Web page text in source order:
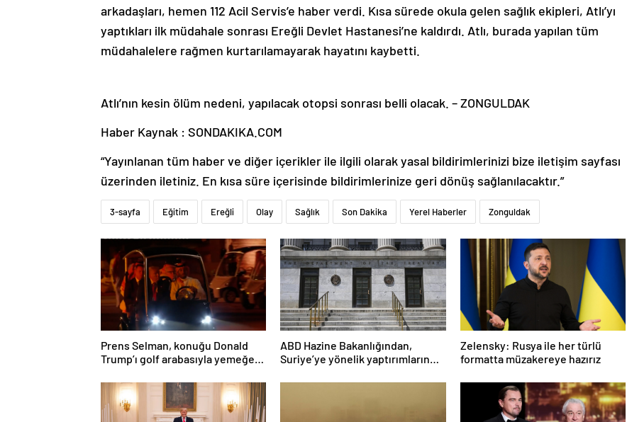
arkadaşları, hemen 112 Acil Servis’e haber verdi. Kısa sürede okula gelen sağlık ekipleri, Atlı’yı
yaptıkları ilk müdahale sonrası Ereğli Devlet Hastanesi’ne kaldırdı. Atlı, burada yapılan tüm
müdahalelere rağmen kurtarılamayarak hayatını kaybetti.
Atlı’nın kesin ölüm nedeni, yapılacak otopsi sonrası belli olacak. – ZONGULDAK
Haber Kaynak : SONDAKIKA.COM
“Yayınlanan tüm haber ve diğer içerikler ile ilgili olarak yasal bildirimlerinizi bize iletişim sayfası
üzerinden iletiniz. En kısa süre içerisinde bildirimlerinize geri dönüş sağlanılacaktır.”
3-sayfa Eğitim Ereğli Olay Sağlık Son Dakika Yerel Haberler Zonguldak
Prens Selman, konuğu Donald
Trump’ı golf arabasıyla yemeğe
ABD Hazine Bakanlığından,
Suriye’ye yönelik yaptırımların
Zelensky: Rusya ile her türlü
formatta müzakereye hazırız